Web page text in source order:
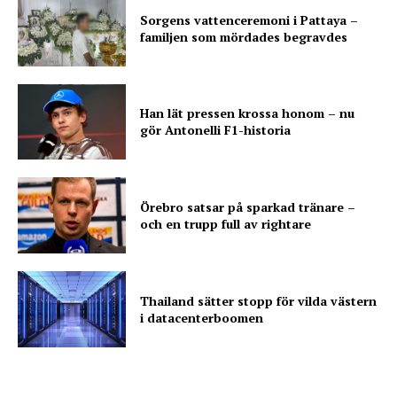
Sorgens vattenceremoni i Pattaya –
familjen som mördades begravdes
Han lät pressen krossa honom – nu
gör Antonelli F1-historia
Örebro satsar på sparkad tränare –
och en trupp full av rightare
Thailand sätter stopp för vilda västern
i datacenterboomen